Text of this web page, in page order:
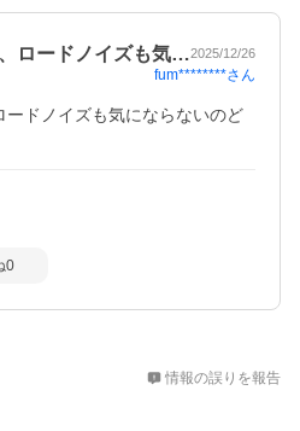
ロードノイズも気…2025/12/26
fum********さん
ドノイズも気にならないのど
0
情報の誤りを報告